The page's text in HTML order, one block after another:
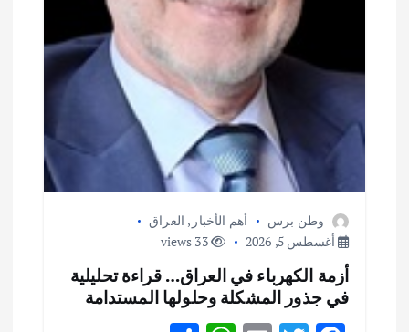
وطن برس أهم الأخبار , العراق
أغسطس 5, 2026
33 views
أزمة الكهرباء في العراق… قراءة تحليلية
في جذور المشكلة وحلولها المستدامة